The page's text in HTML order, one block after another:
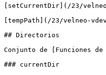
[setCurrentDir](/23/
[tempPath](/23/velneo-
## Directorios
Conjunto de [Funciones
### currentDir